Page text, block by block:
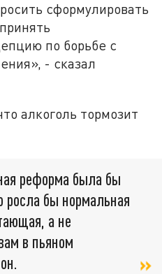
сформулировать
по борьбе с
- сказал
алкоголь тормозит
реформа была бы
росла бы нормальная
а не
в пьяном